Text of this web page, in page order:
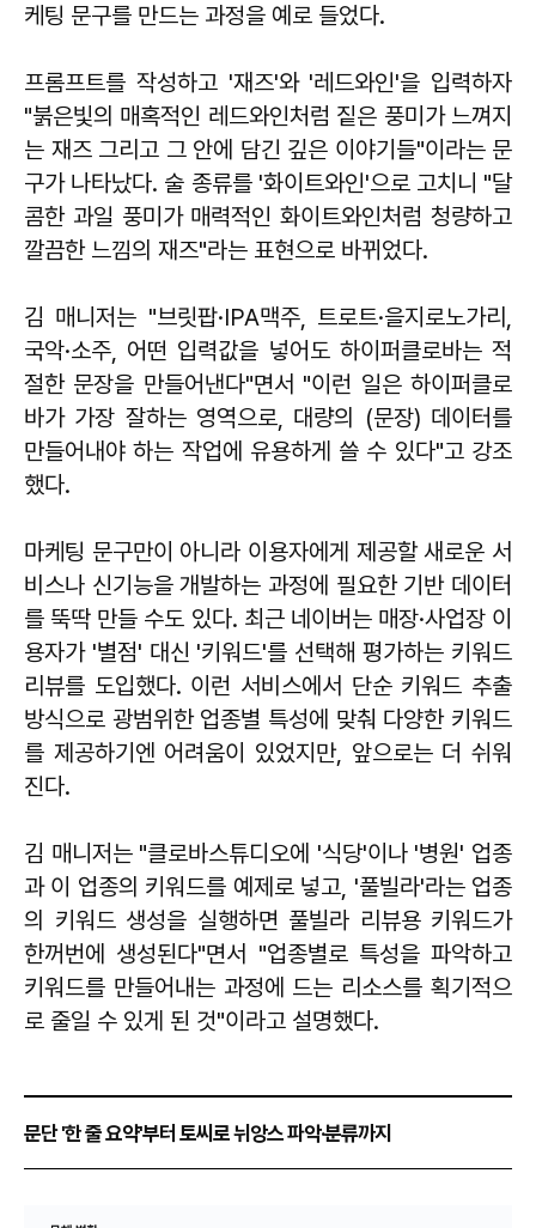
케팅 문구를 만드는 과정을 예로 들었다.
프롬프트를 작성하고 '재즈'와 '레드와인'을 입력하자
"붉은빛의 매혹적인 레드와인처럼 짙은 풍미가 느껴지
는 재즈 그리고 그 안에 담긴 깊은 이야기들"이라는 문
구가 나타났다. 술 종류를 '화이트와인'으로 고치니 "달
콤한 과일 풍미가 매력적인 화이트와인처럼 청량하고
깔끔한 느낌의 재즈"라는 표현으로 바뀌었다.
김 매니저는 "브릿팝·IPA맥주, 트로트·을지로노가리,
국악·소주, 어떤 입력값을 넣어도 하이퍼클로바는 적
절한 문장을 만들어낸다"면서 "이런 일은 하이퍼클로
바가 가장 잘하는 영역으로, 대량의 (문장) 데이터를
만들어내야 하는 작업에 유용하게 쓸 수 있다"고 강조
했다.
마케팅 문구만이 아니라 이용자에게 제공할 새로운 서
비스나 신기능을 개발하는 과정에 필요한 기반 데이터
를 뚝딱 만들 수도 있다. 최근 네이버는 매장·사업장 이
용자가 '별점' 대신 '키워드'를 선택해 평가하는 키워드
리뷰를 도입했다. 이런 서비스에서 단순 키워드 추출
방식으로 광범위한 업종별 특성에 맞춰 다양한 키워드
를 제공하기엔 어려움이 있었지만, 앞으로는 더 쉬워
진다.
김 매니저는 "클로바스튜디오에 '식당'이나 '병원' 업종
과 이 업종의 키워드를 예제로 넣고, '풀빌라'라는 업종
의 키워드 생성을 실행하면 풀빌라 리뷰용 키워드가
한꺼번에 생성된다"면서 "업종별로 특성을 파악하고
키워드를 만들어내는 과정에 드는 리소스를 획기적으
로 줄일 수 있게 된 것"이라고 설명했다.
문단 '한 줄 요약'부터 토씨로 뉘앙스 파악·분류까지